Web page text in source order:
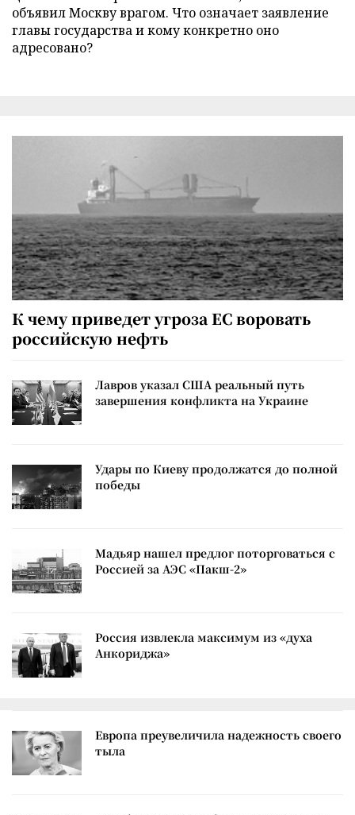
объявил Москву врагом. Что означает заявление
главы государства и кому конкретно оно
адресовано?
К чему приведет угроза ЕС воровать
российскую нефть
Лавров указал США реальный путь
завершения конфликта на Украине
Удары по Киеву продолжатся до полной
победы
Мадьяр нашел предлог поторговаться с
Россией за АЭС «Пакш-2»
Россия извлекла максимум из «духа
Анкориджа»
Европа преувеличила надежность своего
тыла